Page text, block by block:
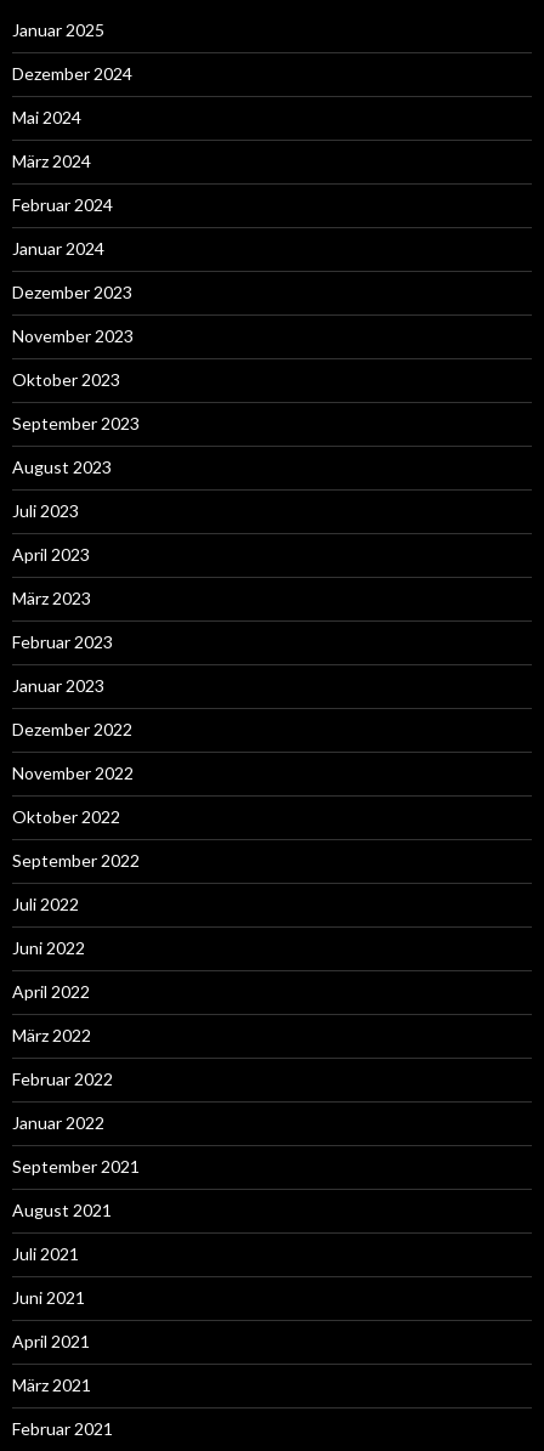
Januar 2025
Dezember 2024
Mai 2024
März 2024
Februar 2024
Januar 2024
Dezember 2023
November 2023
Oktober 2023
September 2023
August 2023
Juli 2023
April 2023
März 2023
Februar 2023
Januar 2023
Dezember 2022
November 2022
Oktober 2022
September 2022
Juli 2022
Juni 2022
April 2022
März 2022
Februar 2022
Januar 2022
September 2021
August 2021
Juli 2021
Juni 2021
April 2021
März 2021
Februar 2021